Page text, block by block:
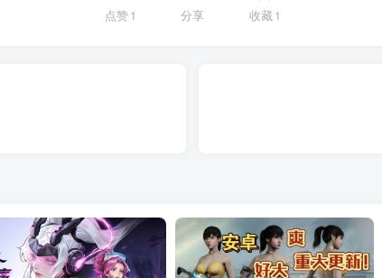
点赞1 分享 收藏1